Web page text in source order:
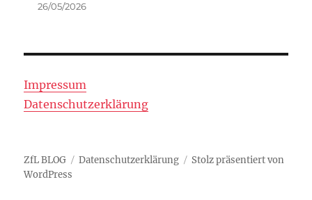
26/05/2026
Impressum
Datenschutzerklärung
ZfL BLOG Datenschutzerklärung
Stolz präsentiert von
WordPress